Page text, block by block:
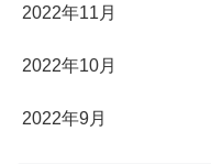
2022年11月
2022年10月
2022年9月